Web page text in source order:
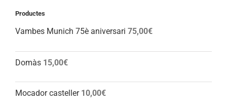
Productes
Vambes Munich 75è aniversari 75,00€
Domàs 15,00€
Mocador casteller 10,00€